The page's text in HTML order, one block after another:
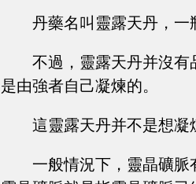
丹藥名叫靈露天丹，一
不過，靈露天丹并沒
是由強者自己凝煉的。
這靈露天丹并不是想凝
一般情況下，靈晶礦